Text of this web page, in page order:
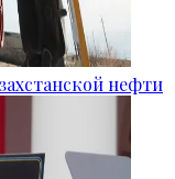
нефти